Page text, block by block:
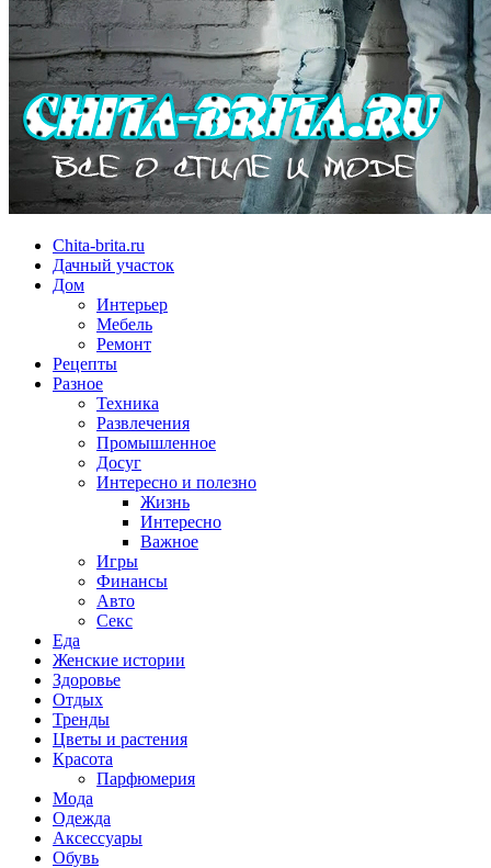
Chita-brita.ru
Дачный участок
Дом
Интерьер
Мебель
Ремонт
Рецепты
Разное
Техника
Развлечения
Промышленное
Досуг
Интересно и полезно
Жизнь
Интересно
Важное
Игры
Финансы
Авто
Секс
Еда
Женские истории
Здоровье
Отдых
Тренды
Цветы и растения
Красота
Парфюмерия
Мода
Одежда
Аксессуары
Обувь